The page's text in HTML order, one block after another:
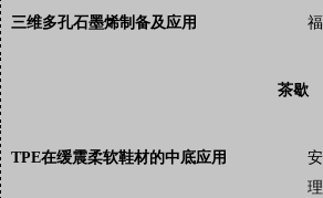
三维多孔石墨烯制备及应用
茶歇
TPE在缓震柔软鞋材的中底应用
理